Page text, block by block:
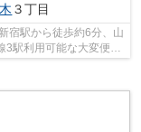
３丁目
宿駅から徒歩約6分、山
3駅利用可能な大変便利